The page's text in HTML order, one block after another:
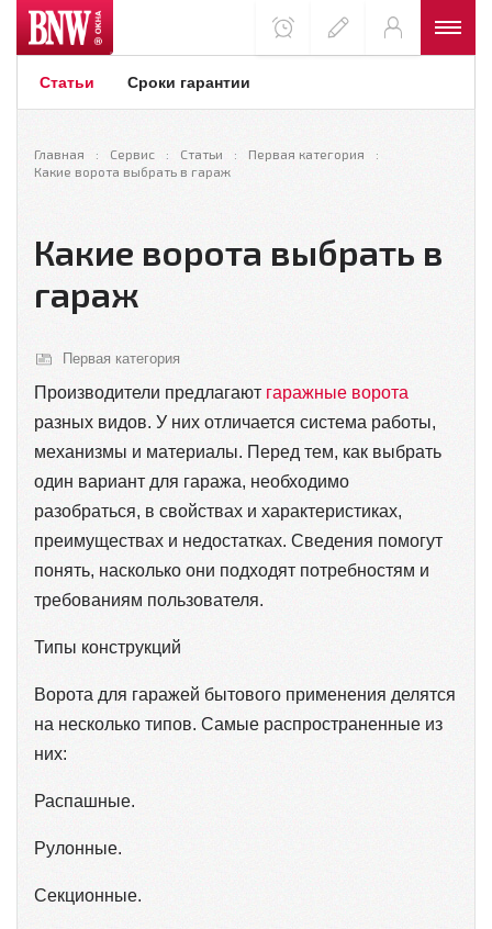
Статьи Сроки гарантии
Главная Сервис Статьи
Первая категория
Какие ворота выбрать в гараж
Какие ворота выбрать в
гараж
Первая категория
Производители предлагают гаражные ворота
разных видов. У них отличается система работы,
механизмы и материалы. Перед тем, как выбрать
один вариант для гаража, необходимо
разобраться, в свойствах и характеристиках,
преимуществах и недостатках. Сведения помогут
понять, насколько они подходят потребностям и
требованиям пользователя.
Типы конструкций
Ворота для гаражей бытового применения делятся
на несколько типов. Самые распространенные из
них:
Распашные.
Рулонные.
Секционные.